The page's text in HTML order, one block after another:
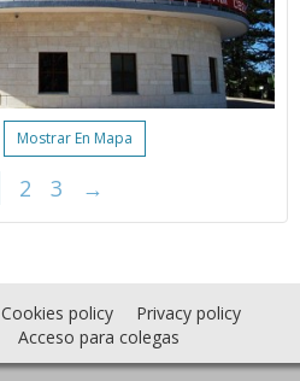
Mostrar En Mapa
2 3 →
Cookies policy
Privacy policy
Acceso para colegas